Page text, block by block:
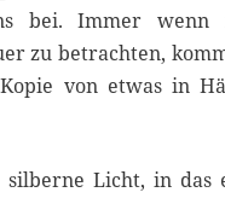
bei. Immer
zu betrachten,
von etwas in
silberne Licht, in